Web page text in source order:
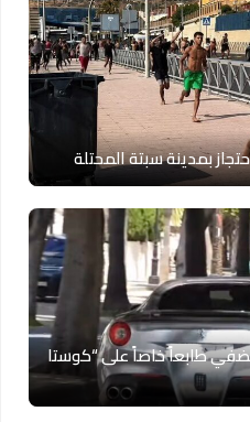
طابعاً خاصاً على “كوستا